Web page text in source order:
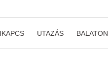
UTAZÁS BALATON